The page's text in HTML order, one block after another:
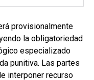
provisionalmente
la obligatoriedad
especializado
punitiva. Las partes
interponer recurso